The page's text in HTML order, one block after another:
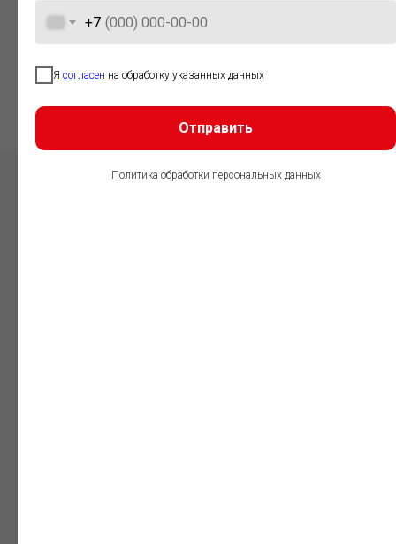
+7
Я согласен на обработку указанных данных
Отправить
Политика обработки персональных данных